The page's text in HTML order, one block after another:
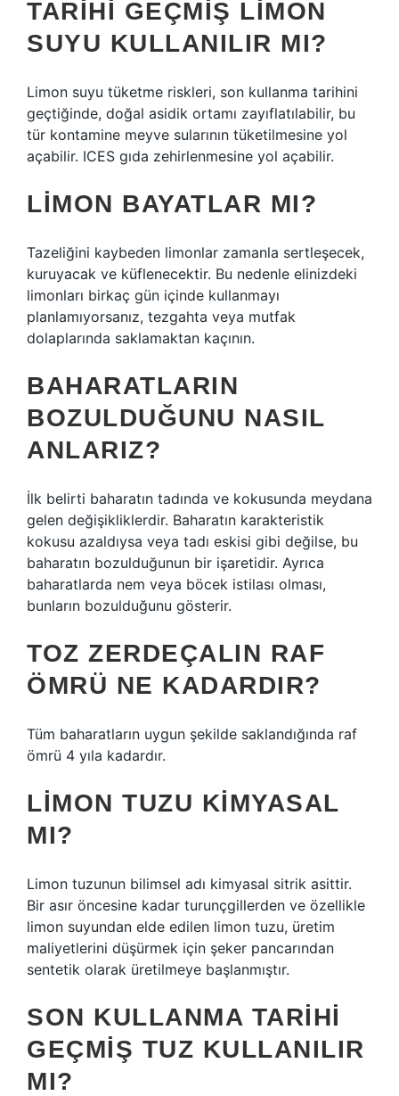
TARIHI GEÇMIŞ LIMON
SUYU KULLANILIR MI?
Limon suyu tüketme riskleri, son kullanma tarihini
geçtiğinde, doğal asidik ortamı zayıflatılabilir, bu
tür kontamine meyve sularının tüketilmesine yol
açabilir. ICES gıda zehirlenmesine yol açabilir.
LIMON BAYATLAR MI?
Tazeliğini kaybeden limonlar zamanla sertleşecek,
kuruyacak ve küflenecektir. Bu nedenle elinizdeki
limonları birkaç gün içinde kullanmayı
planlamıyorsanız, tezgahta veya mutfak
dolaplarında saklamaktan kaçının.
BAHARATLARIN
BOZULDUĞUNU NASIL
ANLARIZ?
İlk belirti baharatın tadında ve kokusunda meydana
gelen değişikliklerdir. Baharatın karakteristik
kokusu azaldıysa veya tadı eskisi gibi değilse, bu
baharatın bozulduğunun bir işaretidir. Ayrıca
baharatlarda nem veya böcek istilası olması,
bunların bozulduğunu gösterir.
TOZ ZERDEÇALIN RAF
ÖMRÜ NE KADARDIR?
Tüm baharatların uygun şekilde saklandığında raf
ömrü 4 yıla kadardır.
LIMON TUZU KIMYASAL
MI?
Limon tuzunun bilimsel adı kimyasal sitrik asittir.
Bir asır öncesine kadar turunçgillerden ve özellikle
limon suyundan elde edilen limon tuzu, üretim
maliyetlerini düşürmek için şeker pancarından
sentetik olarak üretilmeye başlanmıştır.
SON KULLANMA TARIHI
GEÇMIŞ TUZ KULLANILIR
MI?